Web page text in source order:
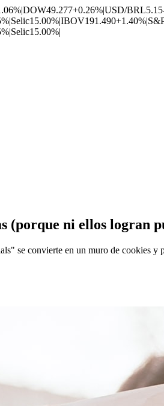
|DOW49.277+0.26%|USD/BRL5.15
|Selic15.00%|IBOV191.490+1.40%|
|Selic15.00%|
(porque ni ellos logran
se convierte en un muro de cookies y